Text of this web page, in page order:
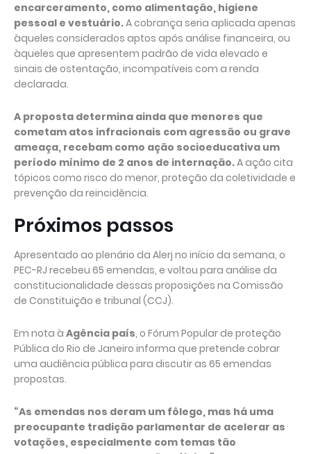
encarceramento, como alimentação, higiene
pessoal e vestuário.A cobrança seria aplicada apenas
àqueles considerados aptos após análise financeira, ou
àqueles que apresentem padrão de vida elevado e
sinais de ostentação, incompatíveis com a renda
declarada.
A proposta determina ainda que menores que
cometam atos infracionais com agressão ou grave
ameaça, recebam como ação socioeducativa um
período mínimo de 2 anos de internação.A ação cita
tópicos como risco do menor, proteção da coletividade e
prevenção da reincidência.
Próximos passos
Apresentado ao plenário da Alerj no início da semana, o
PEC-RJ recebeu 65 emendas, e voltou para análise da
constitucionalidade dessas proposições na Comissão
de Constituição e tribunal (CCJ).
Em nota à Agência país, o Fórum Popular de proteção
Pública do Rio de Janeiro informa que pretende cobrar
uma audiência pública para discutir as 65 emendas
propostas.
“As emendas nos deram um fôlego, mas há uma
preocupante tradição parlamentar de acelerar as
votações, especialmente com temas tão